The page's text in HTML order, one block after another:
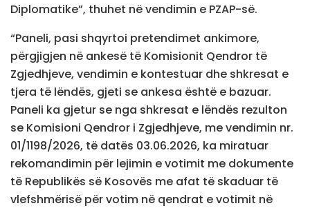
Diplomatike”, thuhet në vendimin e PZAP-së.
“Paneli, pasi shqyrtoi pretendimet ankimore,
përgjigjen në ankesë të Komisionit Qendror të
Zgjedhjeve, vendimin e kontestuar dhe shkresat e
tjera të lëndës, gjeti se ankesa është e bazuar.
Paneli ka gjetur se nga shkresat e lëndës rezulton
se Komisioni Qendror i Zgjedhjeve, me vendimin nr.
01/1198/2026, të datës 03.06.2026, ka miratuar
rekomandimin për lejimin e votimit me dokumente
të Republikës së Kosovës me afat të skaduar të
vlefshmërisë për votim në qendrat e votimit në